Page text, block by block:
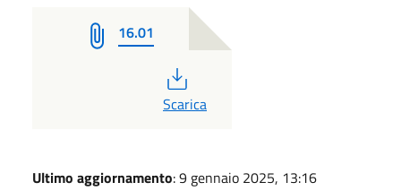
16.01
PDF
Scarica
Ultimo aggiornamento: 9 gennaio 2025, 13:16